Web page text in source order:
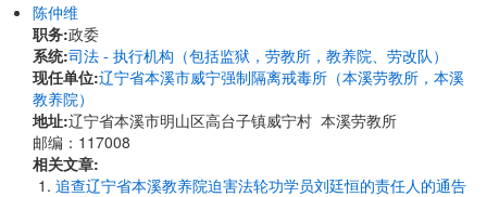
陈仲维
职务:政委
系统:司法 - 执行机构（包括监狱，劳教所，教养院、劳改队）
现任单位:辽宁省本溪市威宁强制隔离戒毒所（本溪劳教所，本溪
教养院）
地址:辽宁省本溪市明山区高台子镇威宁村 本溪劳教所
邮编：117008
相关文章:
追查辽宁省本溪教养院迫害法轮功学员刘廷恒的责任人的通告